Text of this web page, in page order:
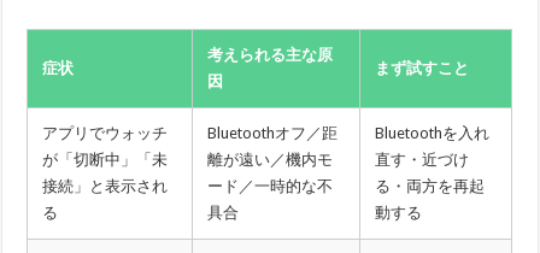
症状
考えられる主な原
因
まず試すこと
アプリでウォッチ
が「切断中」「未
接続」と表示され
る
Bluetoothオフ／距
離が遠い／機内モ
ード／一時的な不
具合
Bluetoothを入れ
直す・近づけ
る・両方を再起
動する